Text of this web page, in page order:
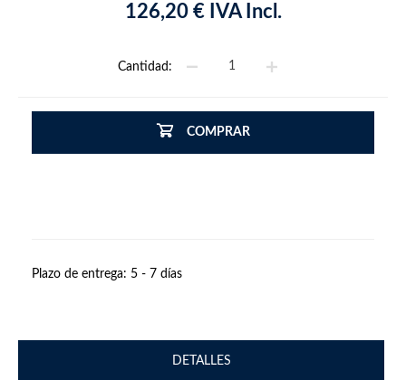
126,20 € IVA Incl.
Cantidad:
COMPRAR
Plazo de entrega: 5 - 7 días
DETALLES